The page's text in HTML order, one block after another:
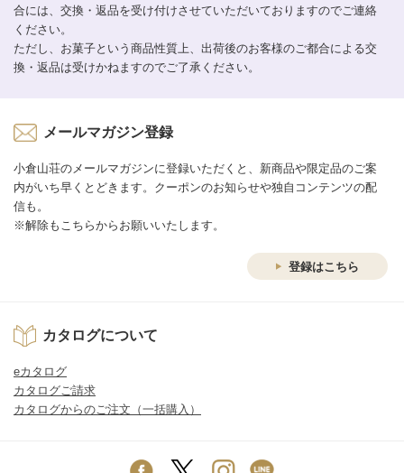
合には、交換・返品を受け付けさせていただいておりますのでご連絡
ください。
ただし、お菓子という商品性質上、出荷後のお客様のご都合による交
換・返品は受けかねますのでご了承ください。
メールマガジン登録
小倉山荘のメールマガジンに登録いただくと、新商品や限定品のご案
内がいち早くとどきます。クーポンのお知らせや独自コンテンツの配
信も。
※解除もこちらからお願いいたします。
登録はこちら
カタログについて
eカタログ
カタログご請求
カタログからのご注文（一括購入）